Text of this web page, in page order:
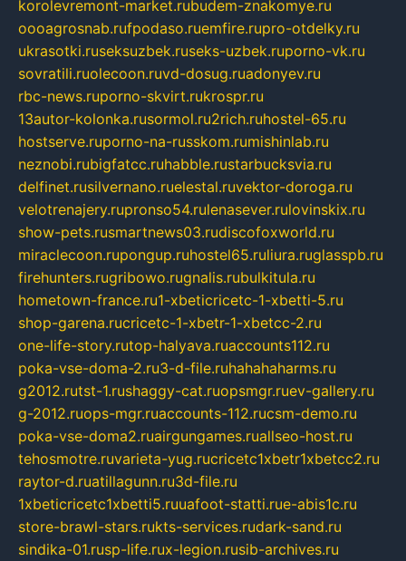
korolevremont-market.rubudem-znakomye.ru
oooagrosnab.rufpodaso.ruemfire.rupro-otdelky.ru
ukrasotki.ruseksuzbek.ruseks-uzbek.ruporno-vk.ru
sovratili.ruolecoon.ruvd-dosug.ruadonyev.ru
rbc-news.ruporno-skvirt.rukrospr.ru
13autor-kolonka.rusormol.ru2rich.ruhostel-65.ru
hostserve.ruporno-na-russkom.rumishinlab.ru
neznobi.rubigfatcc.ruhabble.rustarbucksvia.ru
delfinet.rusilvernano.ruelestal.ruvektor-doroga.ru
velotrenajery.rupronso54.rulenasever.rulovinskix.ru
show-pets.rusmartnews03.rudiscofoxworld.ru
miraclecoon.rupongup.ruhostel65.ruliura.ruglasspb.ru
firehunters.rugribowo.rugnalis.rubulkitula.ru
hometown-france.ru1-xbeticricetc-1-xbetti-5.ru
shop-garena.rucricetc-1-xbetr-1-xbetcc-2.ru
one-life-story.rutop-halyava.ruaccounts112.ru
poka-vse-doma-2.ru3-d-file.ruhahahaharms.ru
g2012.rutst-1.rushaggy-cat.ruopsmgr.ruev-gallery.ru
g-2012.ruops-mgr.ruaccounts-112.rucsm-demo.ru
poka-vse-doma2.ruairgungames.ruallseo-host.ru
tehosmotre.ruvarieta-yug.rucricetc1xbetr1xbetcc2.ru
raytor-d.ruatillagunn.ru3d-file.ru
1xbeticricetc1xbetti5.ruuafoot-statti.rue-abis1c.ru
store-brawl-stars.rukts-services.rudark-sand.ru
sindika-01.rusp-life.rux-legion.rusib-archives.ru